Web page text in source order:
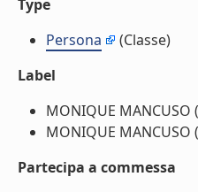
Type
Persona
(Classe)
Label
MONIQUE MANCUSO
MONIQUE MANCUSO
Partecipa a commessa